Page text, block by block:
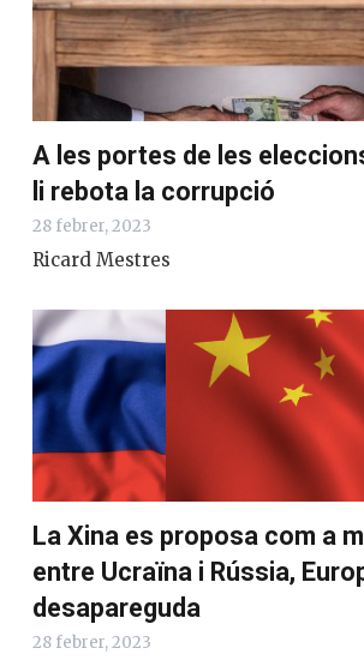
A les portes de les
li rebota la corrupció
28 febrer, 2023
Ricard Mestres
La Xina es proposa com a
entre Ucraïna i Rússia,
desapareguda
28 febrer, 2023